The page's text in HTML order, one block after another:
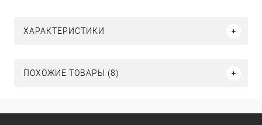
ХАРАКТЕРИСТИКИ
ПОХОЖИЕ ТОВАРЫ (8)